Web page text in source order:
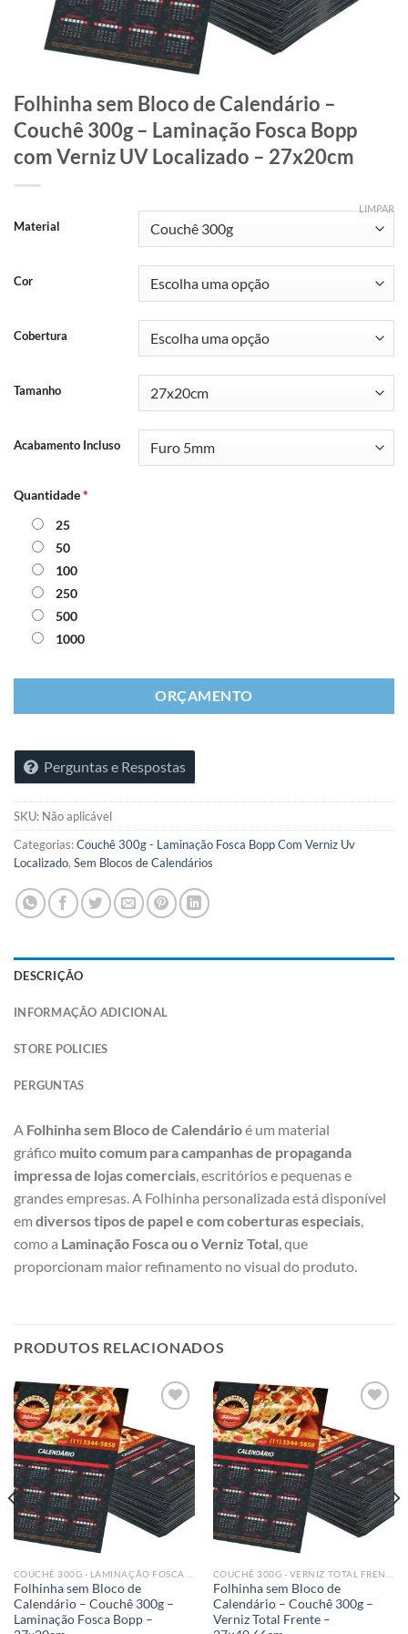
Folhinha sem Bloco de Calendário –
Couchê 300g – Laminação Fosca Bopp
com Verniz UV Localizado – 27x20cm
Material
Cor
Cobertura
Tamanho
Acabamento Incluso
LIMPAR
Quantidade*
25
50
100
250
500
1000
ORÇAMENTO
Perguntas e Respostas
SKU: Não aplicável
Categorias:Couchê 300g - Laminação Fosca Bopp Com Verniz Uv
Localizado, Sem Blocos de Calendários
DESCRIÇÃO
INFORMAÇÃO ADICIONAL
STORE POLICIES
PERGUNTAS
A Folhinha sem Bloco de Calendárioé um material
gráfico muito comum para campanhas de propaganda
impressa de lojas comerciais, escritórios e pequenas e
grandes empresas. A Folhinha personalizada está disponível
em diversos tipos de papel e com coberturas especiais,
como a Laminação Fosca ou o Verniz Total, que
proporcionam maior refinamento no visual do produto.
PRODUTOS RELACIONADOS
Add to
wishlist
Folhinha sem Bloco de
Calendário – Couchê 300g –
Laminação Fosca Bopp –
Add to
wishlist
Folhinha sem Bloco de
Calendário – Couchê 300g –
Verniz Total Frente –